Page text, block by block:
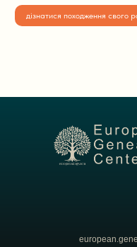
дізнатися походження свого